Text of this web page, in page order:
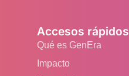
Accesos rápidos
Qué es GenEra
Impacto